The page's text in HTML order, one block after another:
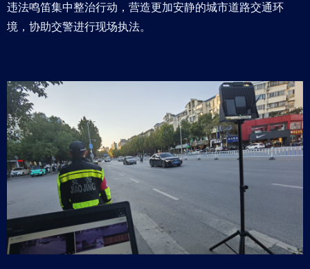
违法鸣笛集中整治行动，营造更加安静的城市道路交通环
境，协助交警进行现场执法。